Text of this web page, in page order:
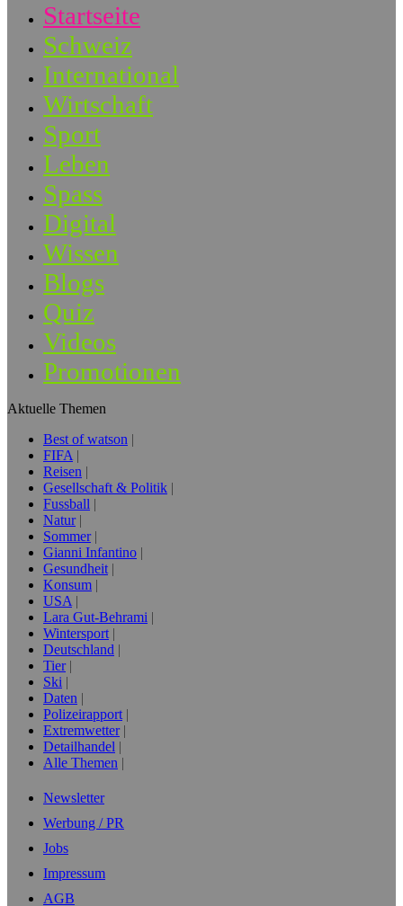
Startseite
Schweiz
International
Wirtschaft
Sport
Leben
Spass
Digital
Wissen
Blogs
Quiz
Videos
Promotionen
Aktuelle Themen
Best of watson
FIFA
Reisen
Gesellschaft & Politik
Fussball
Natur
Sommer
Gianni Infantino
Gesundheit
Konsum
USA
Lara Gut-Behrami
Wintersport
Deutschland
Tier
Ski
Daten
Polizeirapport
Extremwetter
Detailhandel
Alle Themen
Newsletter
Werbung / PR
Jobs
Impressum
AGB